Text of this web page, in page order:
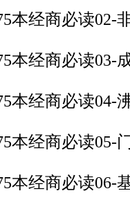
本经商必读02-
本经商必读03-
本经商必读04-
本经商必读05-
本经商必读06-